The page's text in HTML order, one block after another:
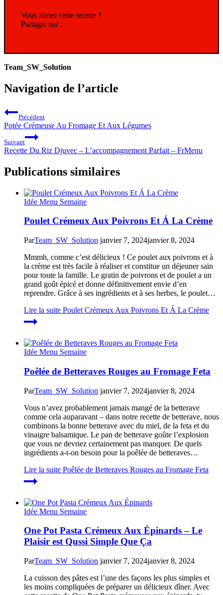
Vous aimez cette recette ?
Partager sur :
Team_SW_Solution
Navigation de l’article
Précédent
Potée Crémeuse Au Fromage Et Aux Légumes
Suivant
Recette Du Riz Djuvec – L’accompagnement Parfait – FrMenu
Publications similaires
Idée Menu Semaine
Poulet Crémeux Aux Poivrons Et Á La Crème
ParTeam_SW_Solution janvier 7, 2024janvier 8, 2024
Mmmh, comme c’est délicieux ! Ce poulet aux poivrons et à
la crème est très facile à réaliser et constitue un déjeuner sain
pour toute la famille. Le gratin de poivrons et de poulet a un
grand goût épicé et donne définitivement envie d’en
reprendre. Grâce à ses ingrédients et à ses herbes, le poulet…
Lire la suite Poulet Crémeux Aux Poivrons Et Á La Crème
Idée Menu Semaine
Poêlée de Betteraves Rouges au Fromage Feta
ParTeam_SW_Solution janvier 7, 2024janvier 8, 2024
Vous n’avez probablement jamais mangé de la betterave
comme cela auparavant – dans notre recette de betterave, nous
combinons la bonne betterave avec du miel, de la feta et du
vinaigre balsamique. Le pan de betterave goûte l’explosion
que vous ne devriez certainement pas manquer. De quels
ingrédients a-t-on besoin pour la poêlée de betteraves…
Lire la suite Poêlée de Betteraves Rouges au Fromage Feta
Idée Menu Semaine
One Pot Pasta Crémeux Aux Épinards – Le
Plaisir est Qussi Simple Que Ça
ParTeam_SW_Solution janvier 7, 2024janvier 8, 2024
La cuisson des pâtes est l’une des façons les plus simples et
les moins compliquées de préparer un délicieux dîner. Avec